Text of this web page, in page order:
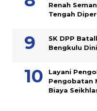
Renah
Tengah
SK DPP
Bengkulu
Layani
Pengobatan
Biaya